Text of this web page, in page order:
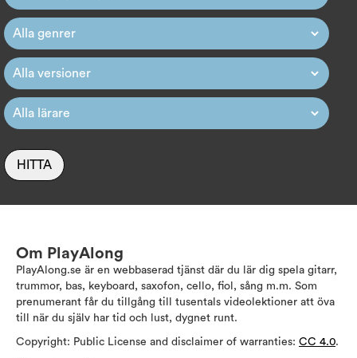
HITTA
Om PlayAlong
PlayAlong.se är en webbaserad tjänst där du lär dig spela gitarr,
trummor, bas, keyboard, saxofon, cello, fiol, sång m.m. Som
prenumerant får du tillgång till tusentals videolektioner att öva
till när du själv har tid och lust, dygnet runt.
Copyright: Public License and disclaimer of warranties: CC 4.0.